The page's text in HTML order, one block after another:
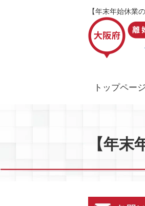
【年末年始休業
トップページ
【年末